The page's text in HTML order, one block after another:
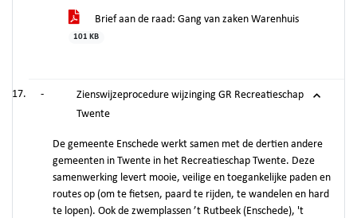
Brief aan de raad: Gang van zaken Warenhuis
101 KB
-
Zienswijzeprocedure wijzinging GR Recreatieschap
Twente
De gemeente Enschede werkt samen met de dertien andere
gemeenten in Twente in het Recreatieschap Twente. Deze
samenwerking levert mooie, veilige en toegankelijke paden en
routes op (om te fietsen, paard te rijden, te wandelen en hard
te lopen). Ook de zwemplassen ’t Rutbeek (Enschede), 't